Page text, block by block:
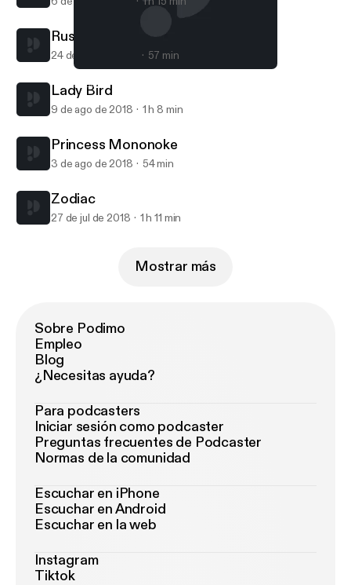
Popcorn Brothers Movie Club
Rushmore
24 de ago de 2018 57 min
Lady Bird
9 de ago de 2018 1 h 8 min
Princess Mononoke
3 de ago de 2018 54 min
Zodiac
27 de jul de 2018 1 h 11 min
Mostrar más
Sobre Podimo
Empleo
Blog
¿Necesitas ayuda?
Para podcasters
Iniciar sesión como podcaster
Preguntas frecuentes de Podcaster
Normas de la comunidad
Escuchar en iPhone
Escuchar en Android
Escuchar en la web
Instagram
Tiktok